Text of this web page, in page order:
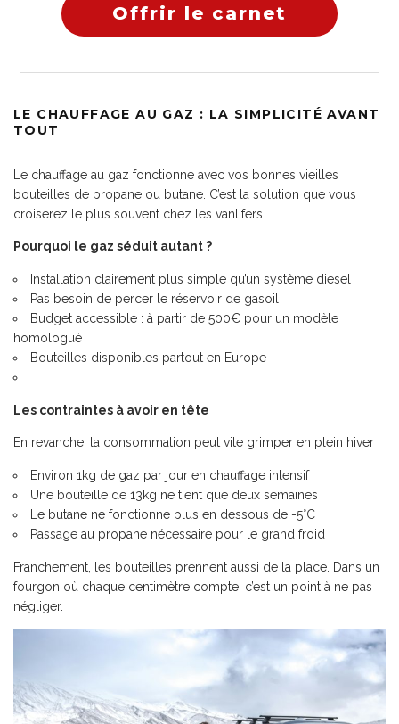
Offrir le carnet
LE CHAUFFAGE AU GAZ : LA SIMPLICITÉ AVANT
TOUT
Le chauffage au gaz fonctionne avec vos bonnes vieilles
bouteilles de propane ou butane. C’est la solution que vous
croiserez le plus souvent chez les vanlifers.
Pourquoi le gaz séduit autant ?
Installation clairement plus simple qu’un système diesel
Pas besoin de percer le réservoir de gasoil
Budget accessible : à partir de 500€ pour un modèle
homologué
Bouteilles disponibles partout en Europe
Les contraintes à avoir en tête
En revanche, la consommation peut vite grimper en plein hiver :
Environ 1kg de gaz par jour en chauffage intensif
Une bouteille de 13kg ne tient que deux semaines
Le butane ne fonctionne plus en dessous de -5°C
Passage au propane nécessaire pour le grand froid
Franchement, les bouteilles prennent aussi de la place. Dans un
fourgon où chaque centimètre compte, c’est un point à ne pas
négliger.